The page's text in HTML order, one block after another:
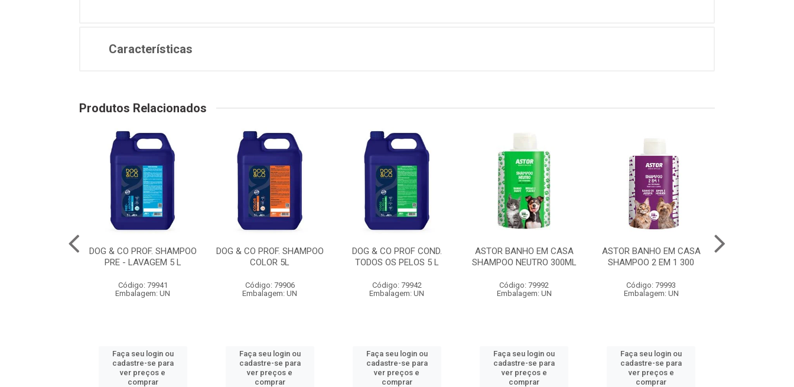
Características
Produtos Relacionados
DOG & CO PROF. SHAMPOO
PRE - LAVAGEM 5 L
Código: 79941
Embalagem: UN
Faça seu login ou
cadastre-se para
ver preços e
comprar
DOG & CO PROF. SHAMPOO
COLOR 5L
Código: 79906
Embalagem: UN
Faça seu login ou
cadastre-se para
ver preços e
comprar
DOG & CO PROF COND.
TODOS OS PELOS 5 L
Código: 79942
Embalagem: UN
Faça seu login ou
cadastre-se para
ver preços e
comprar
ASTOR BANHO EM CASA
SHAMPOO NEUTRO 300ML
Código: 79992
Embalagem: UN
Faça seu login ou
cadastre-se para
ver preços e
comprar
ASTOR BANHO EM CASA
SHAMPOO 2 EM 1 300
Código: 79993
Embalagem: UN
Faça seu login ou
cadastre-se para
ver preços e
comprar